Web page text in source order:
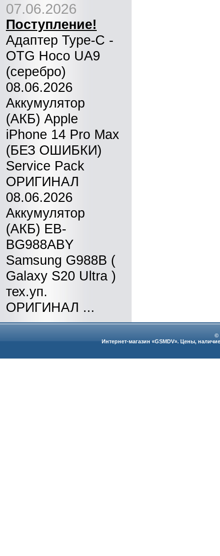
07.06.2026
Поступление!
Адаптер Type-C -
OTG Hoco UA9
(серебро)
08.06.2026
Аккумулятор
(АКБ) Apple
iPhone 14 Pro Max
(БЕЗ ОШИБКИ)
Service Pack
ОРИГИНАЛ
08.06.2026
Аккумулятор
(АКБ) EB-
BG988ABY
Samsung G988B (
Galaxy S20 Ultra )
тех.уп.
ОРИГИНАЛ ...
©
Интернет-магазин «GSMDV». Цены,